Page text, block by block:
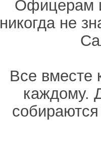
Офицерам
никогда не
Все вместе
каждому.